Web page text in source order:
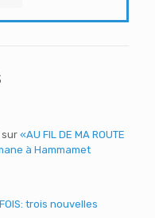
sur «AU FIL DE MA ROUTE
à Hammamet
trois nouvelles